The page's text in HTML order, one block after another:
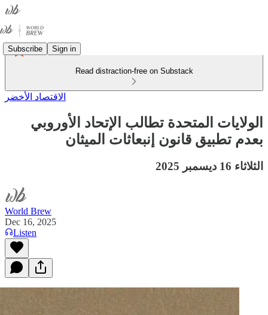
Subscribe Sign in
Read distraction-free on Substack
الاقتصاد الأخضر
الولايات المتحدة تطالب الإتحاد الأوروبي
بعدم تطبيق قانون إنبعاثات الميثان
الثلاثاء 16 ديسمبر 2025
World Brew
Dec 16, 2025
Listen